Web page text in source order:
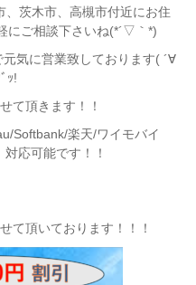
、茨木市、高槻市付近にお住
にご相談下さいね(*´▽｀*)
気に営業致しております( ´∀
ｯ!
て頂きます！！
Softbank/楽天/ワイモバイ
応可能です！！
て頂いております！！！